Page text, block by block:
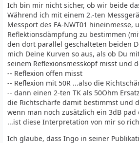
Ich bin mir nicht sicher, ob wir beide
Während ich mit einem 2.-ten
Messport des FA-NWT01 hineinmesse,
Reflektionsdämpfung zu bestimmen
den dort parallel geschalteten beiden
mich Deine Kurven so aus, als ob Du
seinem Reflexionsmesskopf misst und
-- Reflexion offen misst
-- Reflexion mit 50R ...also die
-- dann einen 2-ten TK als 50Ohm
die Richtschärfe damit bestimmst und
wenn man noch zusätzlich ein 3dB pad
...ist diese Interpretation von mir so
Ich glaube, dass Ingo in seiner